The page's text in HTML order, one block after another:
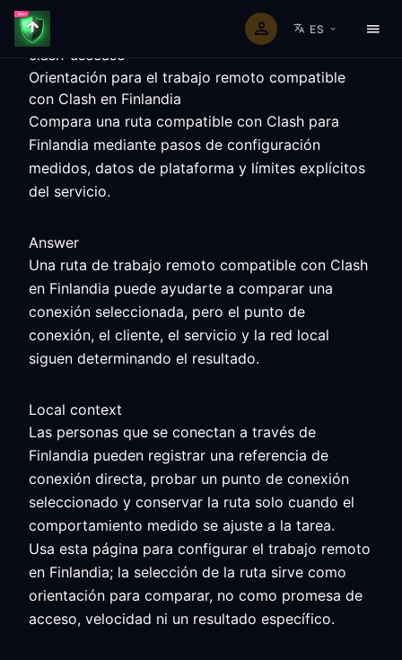
ES
clash-usecase
Orientación para el trabajo remoto compatible
con Clash en Finlandia
Compara una ruta compatible con Clash para
Finlandia mediante pasos de configuración
medidos, datos de plataforma y límites explícitos
del servicio.
Answer
Una ruta de trabajo remoto compatible con Clash
en Finlandia puede ayudarte a comparar una
conexión seleccionada, pero el punto de
conexión, el cliente, el servicio y la red local
siguen determinando el resultado.
Local context
Las personas que se conectan a través de
Finlandia pueden registrar una referencia de
conexión directa, probar un punto de conexión
seleccionado y conservar la ruta solo cuando el
comportamiento medido se ajuste a la tarea.
Usa esta página para configurar el trabajo remoto
en Finlandia; la selección de la ruta sirve como
orientación para comparar, no como promesa de
acceso, velocidad ni un resultado específico.